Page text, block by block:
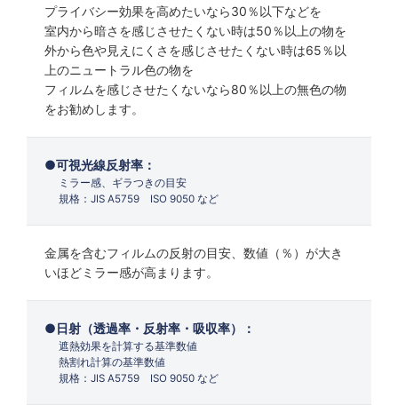
プライバシー効果を高めたいなら30％以下などを
室内から暗さを感じさせたくない時は50％以上の物を
外から色や見えにくさを感じさせたくない時は65％以
上のニュートラル色の物を
フィルムを感じさせたくないなら80％以上の無色の物
をお勧めします。
可視光線反射率：
ミラー感、ギラつきの目安
規格：JIS A5759 ISO 9050 など
金属を含むフィルムの反射の目安、数値（％）が大き
いほどミラー感が高まります。
日射（透過率・反射率・吸収率）：
遮熱効果を計算する基準数値
熱割れ計算の基準数値
規格：JIS A5759 ISO 9050 など